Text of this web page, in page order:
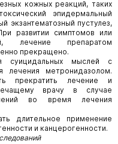
кожных реакций, таких
эпидермальный
экзантематозный пустулез,
развитии симптомов или
лечение препаратом
прекращено.
суицидальных мыслей с
метронидазолом.
прекратить лечение и
врачу в случае
во время лечения
длительное применение
и канцерогенности.